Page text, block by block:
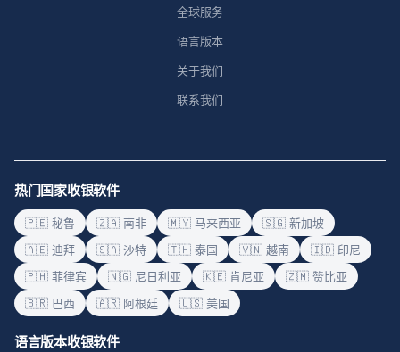
全球服务
语言版本
关于我们
联系我们
热门国家收银软件
🇵🇪 秘鲁 🇿🇦 南非 🇲🇾 马来西亚
🇸🇬 新加坡
🇦🇪 迪拜
🇸🇦 沙特 🇹🇭 泰国 🇻🇳 越南
🇮🇩 印尼
🇵🇭 菲律宾
🇳🇬 尼日利亚 🇰🇪 肯尼亚
🇿🇲 赞比亚
🇧🇷 巴西
🇦🇷 阿根廷 🇺🇸 美国
语言版本收银软件